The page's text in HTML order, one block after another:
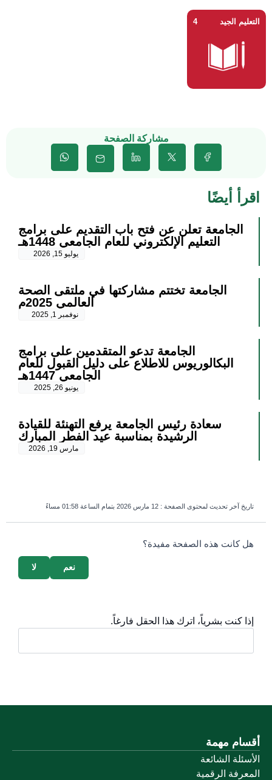
التعليم الجيد 4
مشاركة الصفحة
اقرأ أيضًا
الجامعة تعلن عن فتح باب التقديم على برامج
التعليم الإلكتروني للعام الجامعي 1448هـ
يوليو 15, 2026
الجامعة تختتم مشاركتها في ملتقى الصحة
العالمي 2025م
نوفمبر 1, 2025
الجامعة تدعو المتقدمين على برامج
البكالوريوس للاطلاع على دليل القبول للعام
الجامعي 1447هـ
يونيو 26, 2025
سعادة رئيس الجامعة يرفع التهنئة للقيادة
الرشيدة بمناسبة عيد الفطر المبارك
مارس 19, 2026
تاريخ آخر تحديث لمحتوى الصفحة : 12 مارس 2026 بتمام الساعة 01:58 مساءً
survey_v2
هل كانت هذه الصفحة مفيدة؟
لا نعم
إذا كنت بشرياً، اترك هذا الحقل فارغاً.
أقسام مهمة
الأسئلة الشائعة
المعرفة الرقمية